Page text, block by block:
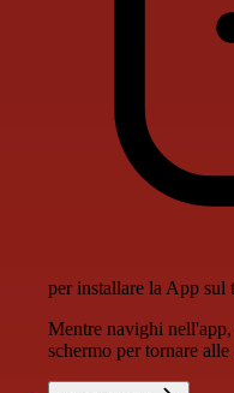
per installare la App sul
Mentre navighi
schermo per tornare